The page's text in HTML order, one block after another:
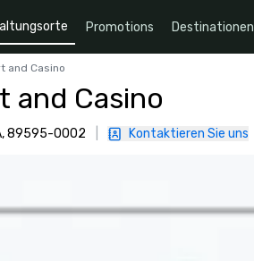
Promotions Destinationen
and Casino
and Casino
89595-0002 Kontaktieren Sie uns